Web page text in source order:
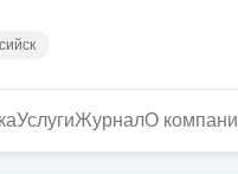
УслугиЖурналО